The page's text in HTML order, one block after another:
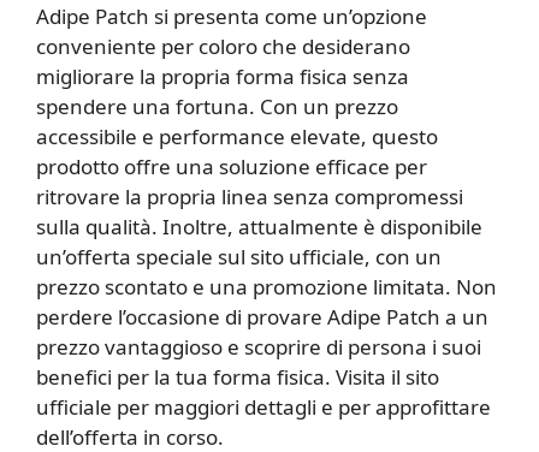
Adipe Patch si presenta come un’opzione
conveniente per coloro che desiderano
migliorare la propria forma fisica senza
spendere una fortuna. Con un prezzo
accessibile e performance elevate, questo
prodotto offre una soluzione efficace per
ritrovare la propria linea senza compromessi
sulla qualità. Inoltre, attualmente è disponibile
un’offerta speciale sul sito ufficiale, con un
prezzo scontato e una promozione limitata. Non
perdere l’occasione di provare Adipe Patch a un
prezzo vantaggioso e scoprire di persona i suoi
benefici per la tua forma fisica. Visita il sito
ufficiale per maggiori dettagli e per approfittare
dell’offerta in corso.